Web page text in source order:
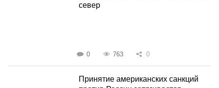
север
0 763 0
Принятие американских санкций